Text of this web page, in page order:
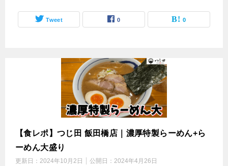
Tweet 0 0
【食レポ】つじ田 飯田橋店｜濃厚特製らーめん+ら
ーめん大盛り
更新日： 2024年10月2日 公開日： 2024年4月26日